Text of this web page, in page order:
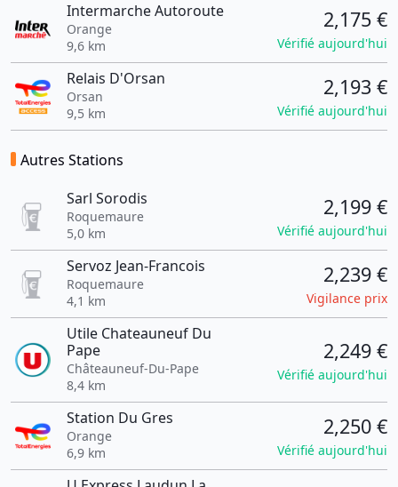
Intermarche Autoroute
Orange
9,6 km
2,175 €
Vérifié aujourd'hui
Relais D'Orsan
Orsan
9,5 km
2,193 €
Vérifié aujourd'hui
Autres Stations
Sarl Sorodis
Roquemaure
5,0 km
2,199 €
Vérifié aujourd'hui
Servoz Jean-Francois
Roquemaure
4,1 km
2,239 €
Vigilance prix
Utile Chateauneuf Du
Pape
Châteauneuf-Du-Pape
8,4 km
2,249 €
Vérifié aujourd'hui
Station Du Gres
Orange
6,9 km
2,250 €
Vérifié aujourd'hui